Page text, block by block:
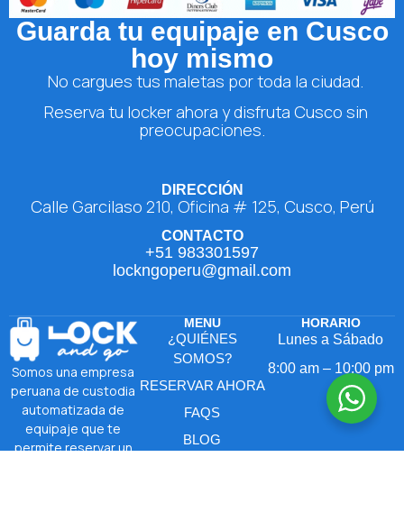
Guarda tu equipaje en Cusco
hoy mismo
No cargues tus maletas por toda la ciudad.
Reserva tu locker ahora y disfruta Cusco sin
preocupaciones.
DIRECCIÓN
Calle Garcilaso 210, Oficina # 125, Cusco, Perú
CONTACTO
+51 983301597
lockngoperu@gmail.com
Somos una empresa
peruana de custodia
automatizada de
equipaje que te
permite reservar un
MENU
¿QUIÉNES
SOMOS?
RESERVAR AHORA
FAQS
BLOG
HORARIO
Lunes a Sábado
8:00 am – 10:00 pm